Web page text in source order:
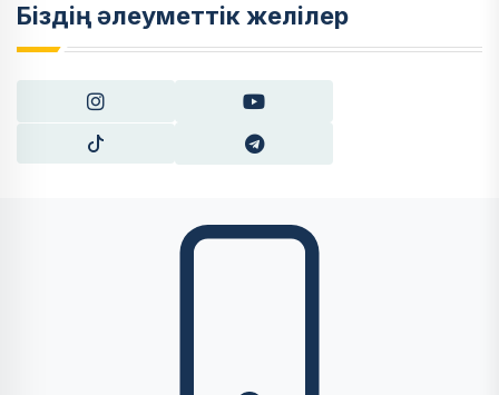
Біздің әлеуметтік желілер